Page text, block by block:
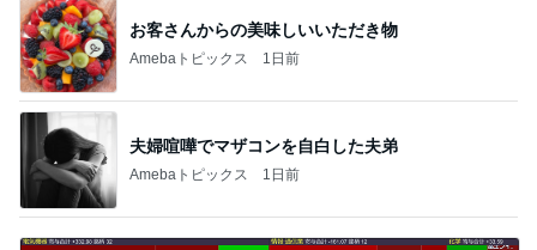
お客さんからの美味しいいただき物
Amebaトピックス 1日前
夫婦喧嘩でマザコンを自白した夫弟
Amebaトピックス 1日前